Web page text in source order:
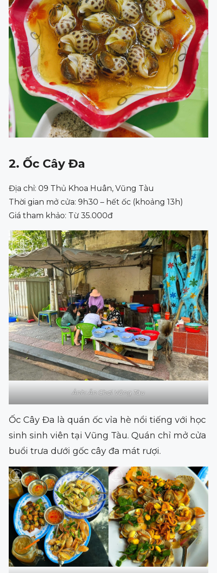
2. Ốc Cây Đa
Địa chỉ: 09 Thủ Khoa Huân, Vũng Tàu
Thời gian mở cửa: 9h30 – hết ốc (khoảng 13h)
Giá tham khảo: Từ 35.000đ
Ảnh: Ăn Chơi Vũng Tàu
Ốc Cây Đa là quán ốc vỉa hè nổi tiếng với học
sinh sinh viên tại Vũng Tàu. Quán chỉ mở cửa
buổi trưa dưới gốc cây đa mát rượi.